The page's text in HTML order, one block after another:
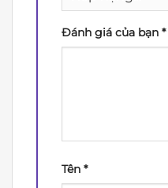
Đánh giá của bạn *
Tên *